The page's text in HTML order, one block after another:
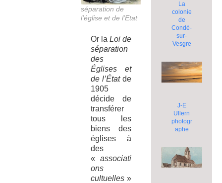
séparation de
l’église et de l’Etat
Or laLoi de
séparation
des
Églises et
de l’Étatde
1905
décide de
transférer
tous les
biens des
églises à
des
«associati
ons
cultuelles»
La
colonie
de
Condé-
sur-
Vesgre
J-E
Ullern
photogr
aphe